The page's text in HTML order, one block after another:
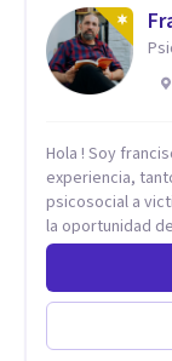
Hola ! Soy
experiencia,
psicosocial a
la oportunidad
todos los
aprendizajes que
actualidad
de lunes a
el primer